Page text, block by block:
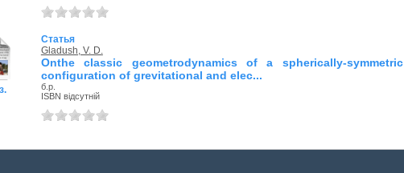
Статья
Gladush, V. D.
Onthe classic geometrodynamics of a spherically-symmetric
configuration of grevitational and elec...
б.р.
ISBN відсутній